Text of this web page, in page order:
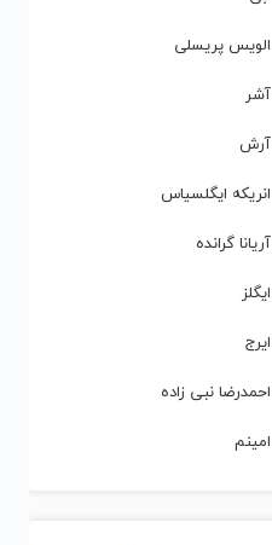
الویس پریسلی
آشر
آرش
انریکه ایگلسیاس
آریانا گرانده
ایگلز
ایرج
احمدرضا نبی زاده
امینم